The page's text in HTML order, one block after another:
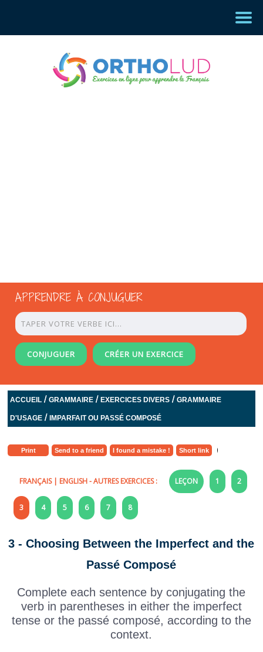
APPRENDRE À CONJUGUER
CONJUGUER CRÉER UN EXERCICE
ACCUEIL /GRAMMAIRE /EXERCICES DIVERS /GRAMMAIRE
D'USAGE / IMPARFAIT OU PASSÉ COMPOSÉ
Print Send to a friend I found a mistake ! Short link
FRANÇAIS| ENGLISH- AUTRES EXERCICES : LEÇON 1 2
3 4 5 6 7 8
3 - Choosing Between the Imperfect and the
Passé Composé
Complete each sentence by conjugating the
verb in parentheses in either the imperfect
tense or the passé composé, according to the
context.